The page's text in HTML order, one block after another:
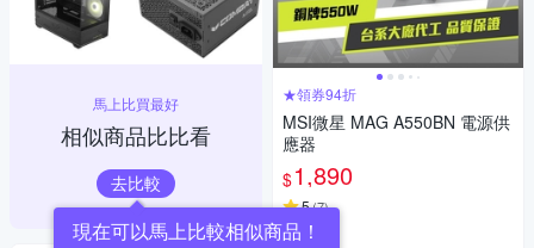
馬上比買最好
相似商品比比看
去比較
現在可以馬上比較相似商品！
★領券94折
MSI微星 MAG A550BN 電源供
應器
$1,890
5(7)
券